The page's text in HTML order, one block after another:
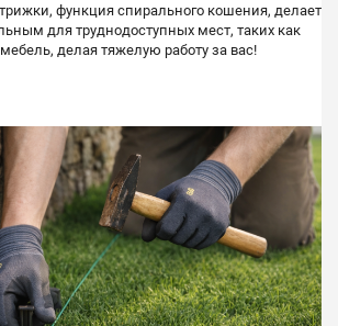
функция спирального кошения, делает
для труднодоступных мест, таких как
делая тяжелую работу за вас!